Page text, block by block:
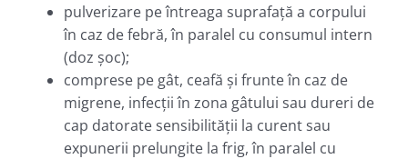
pulverizare pe întreaga suprafaţă a corpului
în caz de febră, în paralel cu consumul intern
(doz şoc);
comprese pe gât, ceafă şi frunte în caz de
migrene, infecţii în zona gâtului sau dureri de
cap datorate sensibilităţii la curent sau
expunerii prelungite la frig, în paralel cu